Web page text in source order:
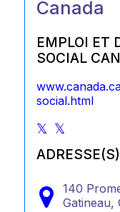
Canada
EMPLOI ET
SOCIAL
social.html
ADRESSE(S)
140
Gatineau,